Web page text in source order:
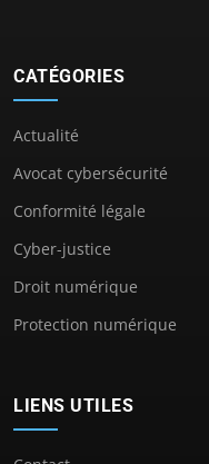
CATÉGORIES
Actualité
Avocat cybersécurité
Conformité légale
Cyber-justice
Droit numérique
Protection numérique
LIENS UTILES